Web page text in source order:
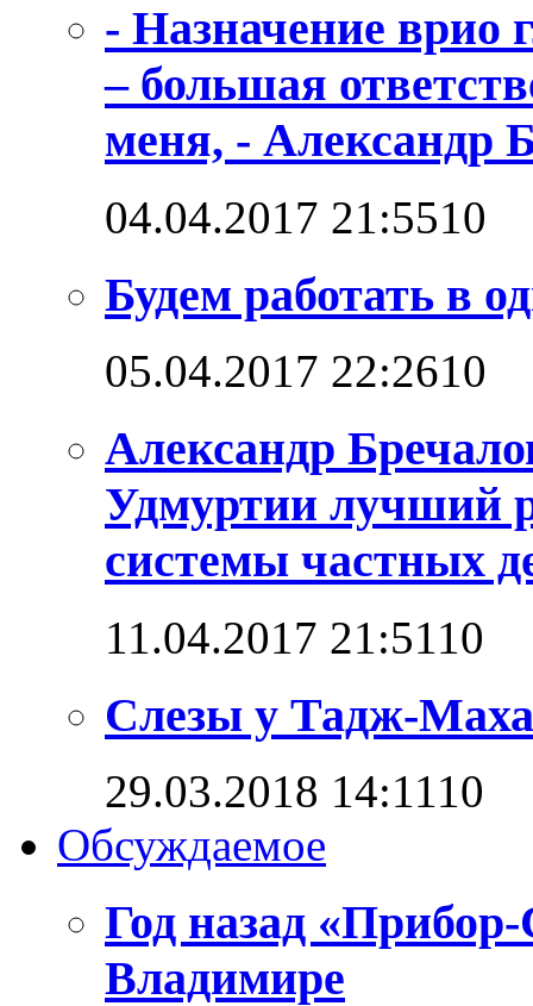
- Назначение врио
– большая
меня, - Александр
04.04.2017 21:5510
Будем работать в
05.04.2017 22:2610
Александр
Удмуртии лучший
системы частных
11.04.2017 21:5110
Слезы у Тадж-
29.03.2018 14:1110
Обсуждаемое
Год назад
Владимире